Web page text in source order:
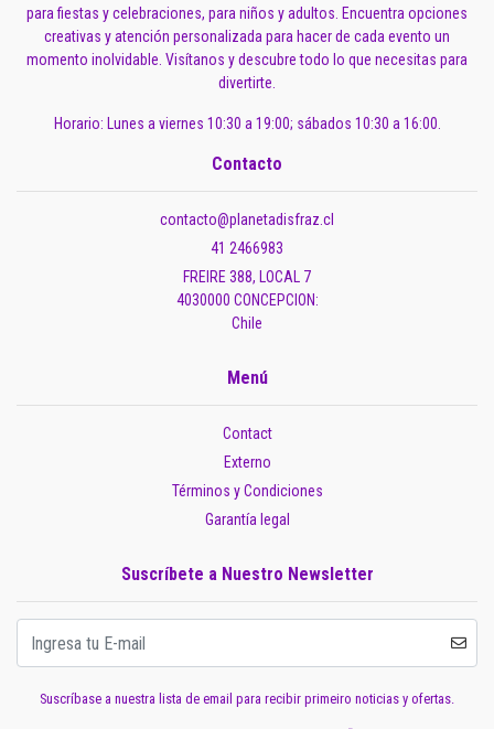
para fiestas y celebraciones, para niños y adultos. Encuentra opciones
creativas y atención personalizada para hacer de cada evento un
momento inolvidable. Visítanos y descubre todo lo que necesitas para
divertirte.
Horario: Lunes a viernes 10:30 a 19:00; sábados 10:30 a 16:00.
Contacto
contacto@planetadisfraz.cl
41 2466983
FREIRE 388, LOCAL 7
4030000 CONCEPCION:
Chile
Menú
Contact
Externo
Términos y Condiciones
Garantía legal
Suscríbete a Nuestro Newsletter
Suscríbase a nuestra lista de email para recibir primeiro noticias y ofertas.